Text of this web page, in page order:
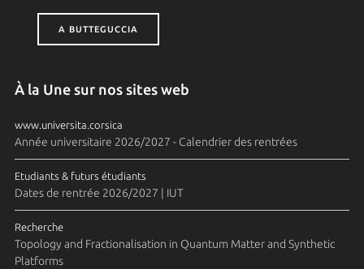
A BUTTEGUCCIA
À la Une sur nos sites web
www.universita.corsica
Année universitaire 2026/2027 - Calendrier des rentrées
Etudiants & futurs étudiants
Dates de rentrée 2026/2027 | IUT
Recherche
Topology and Fractionalisation in Quantum Matter and Synthetic
Platforms